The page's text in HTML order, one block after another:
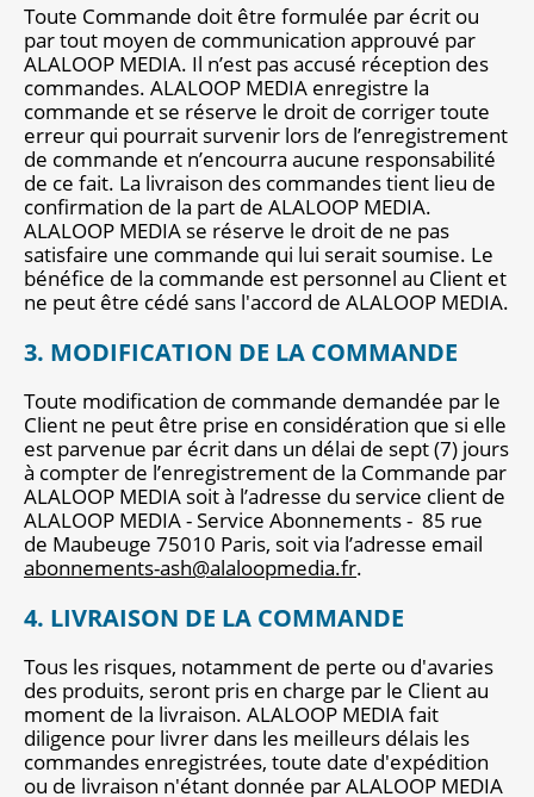
Toute Commande doit être formulée par écrit ou
par tout moyen de communication approuvé par
ALALOOP MEDIA. Il n’est pas accusé réception des
commandes. ALALOOP MEDIA enregistre la
commande et se réserve le droit de corriger toute
erreur qui pourrait survenir lors de l’enregistrement
de commande et n’encourra aucune responsabilité
de ce fait. La livraison des commandes tient lieu de
confirmation de la part de ALALOOP MEDIA.
ALALOOP MEDIA se réserve le droit de ne pas
satisfaire une commande qui lui serait soumise. Le
bénéfice de la commande est personnel au Client et
ne peut être cédé sans l'accord de ALALOOP MEDIA.
3. MODIFICATION DE LA COMMANDE
Toute modification de commande demandée par le
Client ne peut être prise en considération que si elle
est parvenue par écrit dans un délai de sept (7) jours
à compter de l’enregistrement de la Commande par
ALALOOP MEDIA soit à l’adresse du service client de
ALALOOP MEDIA - Service Abonnements - 85 rue
de Maubeuge 75010 Paris, soit via l’adresse email
abonnements-ash@alaloopmedia.fr.
4. LIVRAISON DE LA COMMANDE
Tous les risques, notamment de perte ou d'avaries
des produits, seront pris en charge par le Client au
moment de la livraison. ALALOOP MEDIA fait
diligence pour livrer dans les meilleurs délais les
commandes enregistrées, toute date d'expédition
ou de livraison n'étant donnée par ALALOOP MEDIA